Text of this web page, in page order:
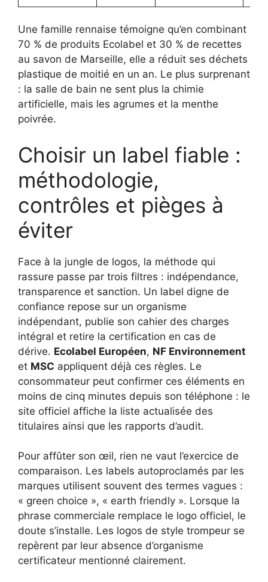
Une famille rennaise témoigne qu’en combinant
70 % de produits Ecolabel et 30 % de recettes
au savon de Marseille, elle a réduit ses déchets
plastique de moitié en un an. Le plus surprenant
: la salle de bain ne sent plus la chimie
artificielle, mais les agrumes et la menthe
poivrée.
Choisir un label fiable :
méthodologie,
contrôles et pièges à
éviter
Face à la jungle de logos, la méthode qui
rassure passe par trois filtres : indépendance,
transparence et sanction. Un label digne de
confiance repose sur un organisme
indépendant, publie son cahier des charges
intégral et retire la certification en cas de
dérive. Ecolabel Européen, NF Environnement
et MSC appliquent déjà ces règles. Le
consommateur peut confirmer ces éléments en
moins de cinq minutes depuis son téléphone : le
site officiel affiche la liste actualisée des
titulaires ainsi que les rapports d’audit.
Pour affûter son œil, rien ne vaut l’exercice de
comparaison. Les labels autoproclamés par les
marques utilisent souvent des termes vagues :
« green choice », « earth friendly ». Lorsque la
phrase commerciale remplace le logo officiel, le
doute s’installe. Les logos de style trompeur se
repèrent par leur absence d’organisme
certificateur mentionné clairement.